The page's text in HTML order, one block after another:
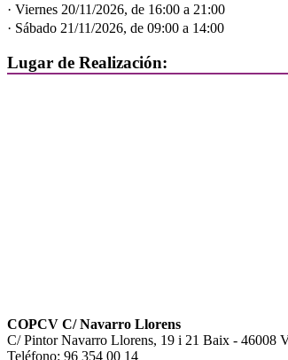
· Viernes 20/11/2026, de 16:00 a 21:00
· Sábado 21/11/2026, de 09:00 a 14:00
Lugar de Realización:
COPCV C/ Navarro Llorens
C/ Pintor Navarro Llorens, 19 i 21 Baix - 46008
Teléfono: 96 354 00 14